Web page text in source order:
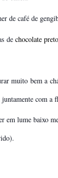
de café de
de chocolate
muito bem a
com a
em lume baixo